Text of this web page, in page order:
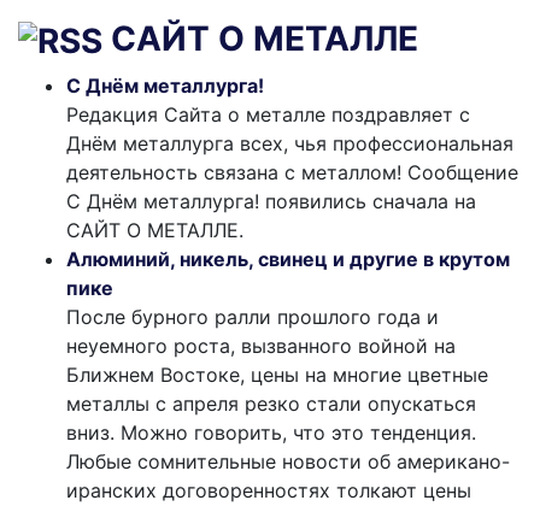
САЙТ О МЕТАЛЛЕ
С Днём металлурга!
Редакция Сайта о металле поздравляет с
Днём металлурга всех, чья профессиональная
деятельность связана с металлом! Сообщение
С Днём металлурга! появились сначала на
САЙТ О МЕТАЛЛЕ.
Алюминий, никель, свинец и другие в крутом
пике
После бурного ралли прошлого года и
неуемного роста, вызванного войной на
Ближнем Востоке, цены на многие цветные
металлы с апреля резко стали опускаться
вниз. Можно говорить, что это тенденция.
Любые сомнительные новости об американо-
иранских договоренностях толкают цены